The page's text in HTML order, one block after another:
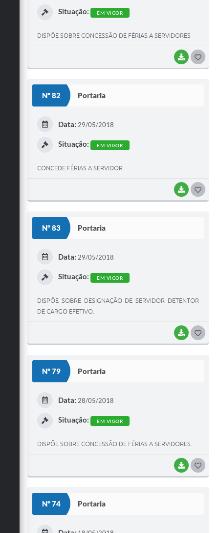
BAIXAR
Situação: EM VIGOR
DISPÕE SOBRE CONCESSÃO DE FÉRIAS A SERVIDORES
Nº 82 Portaria
BAIXAR
Data: 29/05/2018
Situação: EM VIGOR
CONCEDE FÉRIAS A SERVIDOR
Nº 83 Portaria
BAIXAR
Data: 29/05/2018
Situação: EM VIGOR
DISPÕE SOBRE DESIGNAÇÃO DE SERVIDOR DETENTOR
DE CARGO EFETIVO.
Nº 79 Portaria
BAIXAR
Data: 28/05/2018
Situação: EM VIGOR
DISPÕE SOBRE CONCESSÃO DE FÉRIAS A SERVIDORES.
Nº 74 Portaria